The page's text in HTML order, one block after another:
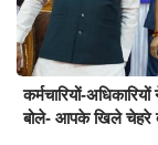
कर्मचारियों-
बोले- आपके खिले